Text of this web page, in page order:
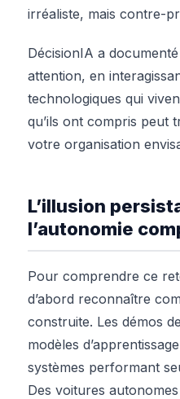
irréaliste, mais contre-
DécisionIA a
attention, en
technologiques qui
qu’ils ont compris peut
votre organisation
L’illusion
l’autonomie
Pour comprendre ce
d’abord reconnaître
construite. Les démos
modèles
systèmes performant
Des voitures